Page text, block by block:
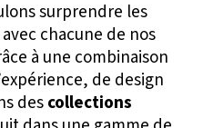
surprendre les
chacune de nos
à une combinaison
de design
des collections